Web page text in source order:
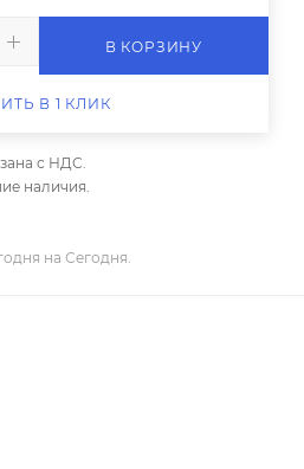
В КОРЗИНУ
В 1 КЛИК
с НДС.
наличия.
на Сегодня.